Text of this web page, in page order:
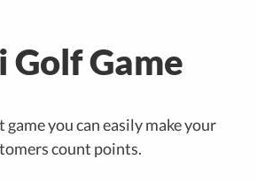
Golf Game
you can easily make your
count points.